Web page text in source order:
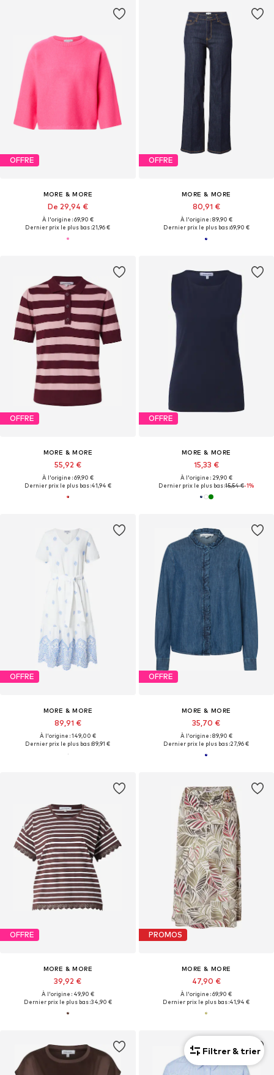
OFFRE
MORE & MORE
De 29,94 €
À l'origine : 69,90 €
Dernier prix le plus bas :21,96 €
OFFRE
MORE & MORE
80,91 €
À l'origine : 89,90 €
Dernier prix le plus bas :69,90 €
OFFRE
MORE & MORE
55,92 €
À l'origine : 69,90 €
Dernier prix le plus bas :41,94 €
OFFRE
MORE & MORE
15,33 €
À l'origine : 29,90 €
Dernier prix le plus bas :15,54 €-1%
OFFRE
MORE & MORE
89,91 €
À l'origine : 149,00 €
Dernier prix le plus bas :89,91 €
OFFRE
MORE & MORE
35,70 €
À l'origine : 89,90 €
Dernier prix le plus bas :27,96 €
OFFRE
MORE & MORE
39,92 €
À l'origine : 49,90 €
Dernier prix le plus bas :34,90 €
PROMOS
MORE & MORE
47,90 €
À l'origine : 69,90 €
Dernier prix le plus bas :41,94 €
Filtrer & trier